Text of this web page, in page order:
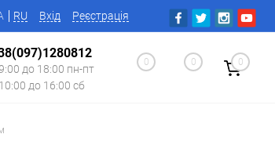
RU Вхід Реєстрація
до 18:00 пн-пт
до 16:00 сб
0 0 0